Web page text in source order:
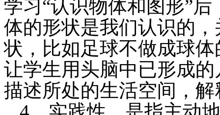
学习“认识物体和图形”
体的形状是我们认识的
状，比如足球不做成球
让学生用头脑中已形成
描述所处的生活空间，